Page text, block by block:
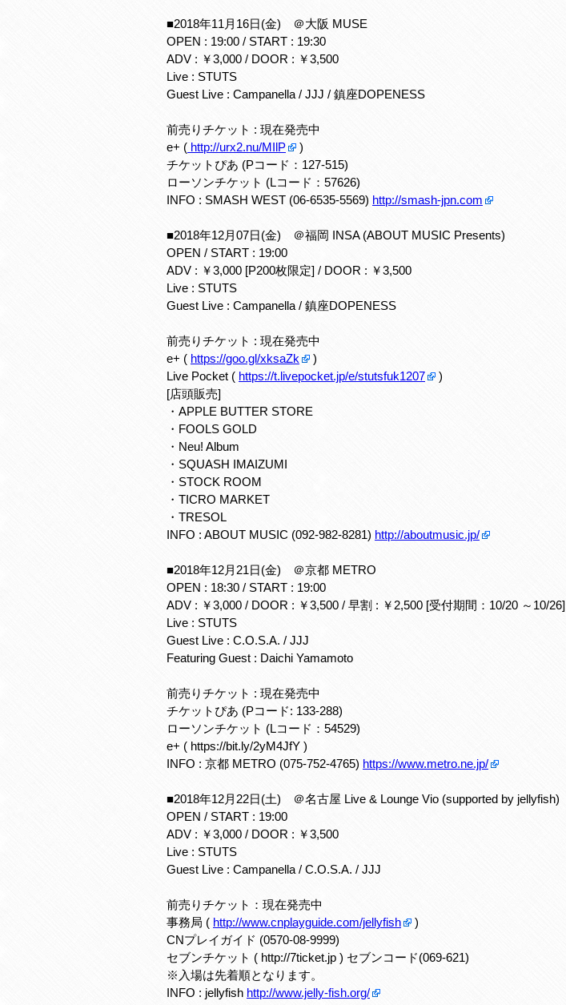
■2018年11月16日(金) ＠大阪 MUSE
OPEN : 19:00 / START : 19:30
ADV : ￥3,000 / DOOR : ￥3,500
Live : STUTS
Guest Live : Campanella / JJJ / 鎮座DOPENESS
前売りチケット : 現在発売中
e+ ( http://urx2.nu/MIlP
)
チケットぴあ (Pコード：127-515)
ローソンチケット (Lコード：57626)
INFO : SMASH WEST (06-6535-5569) http://smash-jpn.com
■2018年12月07日(金) ＠福岡 INSA (ABOUT MUSIC Presents)
OPEN / START : 19:00
ADV : ￥3,000 [P200枚限定] / DOOR : ￥3,500
Live : STUTS
Guest Live : Campanella / 鎮座DOPENESS
前売りチケット : 現在発売中
e+ ( https://goo.gl/xksaZk
)
Live Pocket ( https://t.livepocket.jp/e/stutsfuk1207
)
[店頭販売]
・APPLE BUTTER STORE
・FOOLS GOLD
・Neu! Album
・SQUASH IMAIZUMI
・STOCK ROOM
・TICRO MARKET
・TRESOL
INFO : ABOUT MUSIC (092-982-8281) http://aboutmusic.jp/
■2018年12月21日(金) ＠京都 METRO
OPEN : 18:30 / START : 19:00
ADV : ￥3,000 / DOOR : ￥3,500 / 早割 : ￥2,500 [受付期間：10/20 ～10/26]
Live : STUTS
Guest Live : C.O.S.A. / JJJ
Featuring Guest : Daichi Yamamoto
前売りチケット : 現在発売中
チケットぴあ (Pコード: 133-288)
ローソンチケット (Lコード：54529)
e+ ( https://bit.ly/2yM4JfY )
INFO : 京都 METRO (075-752-4765) https://www.metro.ne.jp/
■2018年12月22日(土) ＠名古屋 Live & Lounge Vio (supported by jellyfish)
OPEN / START : 19:00
ADV : ￥3,000 / DOOR : ￥3,500
Live : STUTS
Guest Live : Campanella / C.O.S.A. / JJJ
前売りチケット：現在発売中
事務局 ( http://www.cnplayguide.com/jellyfish
)
CNプレイガイド (0570-08-9999)
セブンチケット ( http://7ticket.jp ) セブンコード(069-621)
※入場は先着順となります。
INFO : jellyfish http://www.jelly-fish.org/